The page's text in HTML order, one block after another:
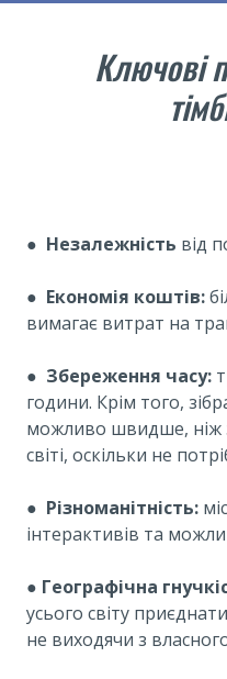
Ключові
● Незалежність від
● Економія коштів:
вимагає витрат на
● Збереження часу:
години. Крім того,
можливо швидше, ніж
світі, оскільки не
● Різноманітність:
інтерактивів та
● Географічна
усього світу
не виходячи з